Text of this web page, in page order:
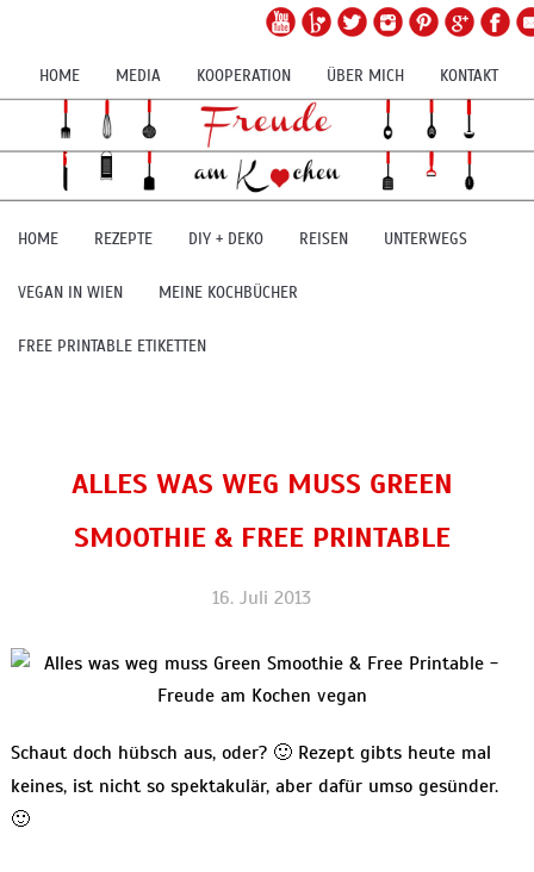
HOME MEDIA KOOPERATION ÜBER MICH KONTAKT
HOME REZEPTE DIY + DEKO REISEN UNTERWEGS
VEGAN IN WIEN MEINE KOCHBÜCHER
FREE PRINTABLE ETIKETTEN
ALLES WAS WEG MUSS GREEN
SMOOTHIE & FREE PRINTABLE
16. Juli 2013
Schaut doch hübsch aus, oder? 🙂 Rezept gibts heute mal
keines, ist nicht so spektakulär, aber dafür umso gesünder.
🙂